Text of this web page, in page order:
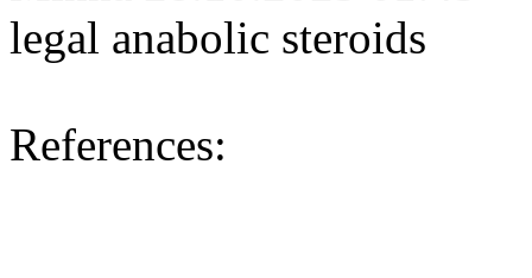
legal anabolic steroids
References: